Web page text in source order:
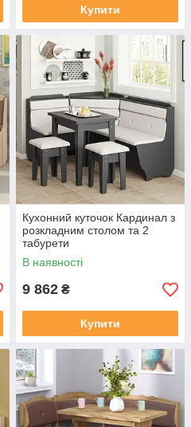
Купити
Кухонний куточок Кардинал з
розкладним столом та 2
табурети
В наявності
9 862 ₴
Купити